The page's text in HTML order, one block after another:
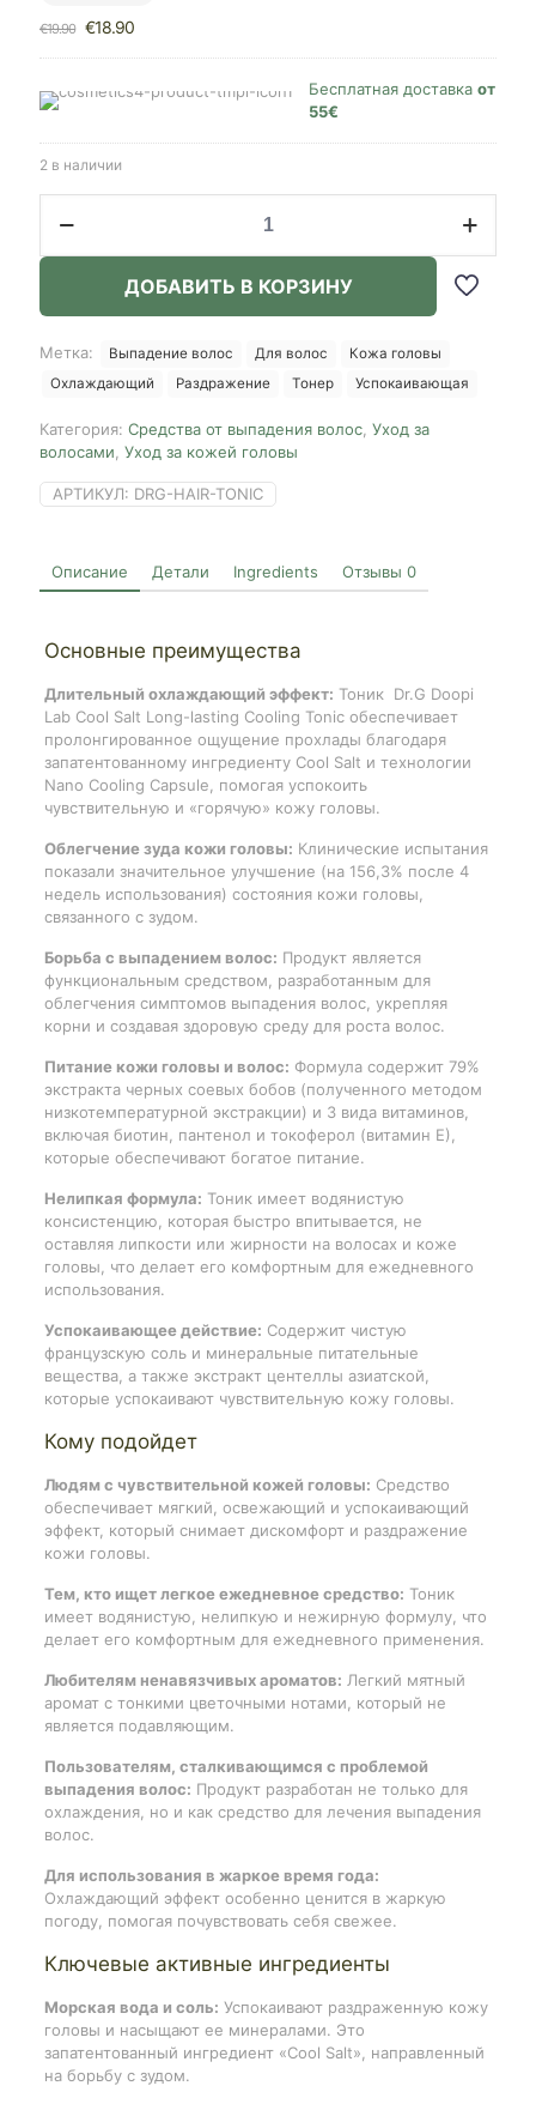
Описание Детали Ingredients Отзывы 0
Основные преимущества
Длительный охлаждающий эффект: Тоник Dr.G Doopi
Lab Cool Salt Long-lasting Cooling Tonic обеспечивает
пролонгированное ощущение прохлады благодаря
запатентованному ингредиенту Cool Salt и технологии
Nano Cooling Capsule, помогая успокоить
чувствительную и «горячую» кожу головы.
Облегчение зуда кожи головы: Клинические испытания
показали значительное улучшение (на 156,3% после 4
недель использования) состояния кожи головы,
связанного с зудом.
Борьба с выпадением волос: Продукт является
функциональным средством, разработанным для
облегчения симптомов выпадения волос, укрепляя
корни и создавая здоровую среду для роста волос.
Питание кожи головы и волос: Формула содержит 79%
экстракта черных соевых бобов (полученного методом
низкотемпературной экстракции) и 3 вида витаминов,
включая биотин, пантенол и токоферол (витамин Е),
которые обеспечивают богатое питание.
Нелипкая формула: Тоник имеет водянистую
консистенцию, которая быстро впитывается, не
оставляя липкости или жирности на волосах и коже
головы, что делает его комфортным для ежедневного
использования.
Успокаивающее действие: Содержит чистую
французскую соль и минеральные питательные
вещества, а также экстракт центеллы азиатской,
которые успокаивают чувствительную кожу головы.
Кому подойдет
Людям с чувствительной кожей головы: Средство
обеспечивает мягкий, освежающий и успокаивающий
эффект, который снимает дискомфорт и раздражение
кожи головы.
Тем, кто ищет легкое ежедневное средство: Тоник
имеет водянистую, нелипкую и нежирную формулу, что
делает его комфортным для ежедневного применения.
Любителям ненавязчивых ароматов: Легкий мятный
аромат с тонкими цветочными нотами, который не
является подавляющим.
Пользователям, сталкивающимся с проблемой
выпадения волос: Продукт разработан не только для
охлаждения, но и как средство для лечения выпадения
волос.
Для использования в жаркое время года:
Охлаждающий эффект особенно ценится в жаркую
погоду, помогая почувствовать себя свежее.
Ключевые активные ингредиенты
Морская вода и соль: Успокаивают раздраженную кожу
головы и насыщают ее минералами. Это
запатентованный ингредиент «Cool Salt», направленный
на борьбу с зудом.
€19.90 Первоначальная
составляла
€18.90Текущая
€18.90.
Бесплатная доставка от
55€
2 в наличии
товара
Cool
Long-
lasting
Tonic,
100ml
ДОБАВИТЬ В КОРЗИНУ
Метка: Выпадение волос Для волос
Кожа головы
Охлаждающий
Раздражение Тонер Успокаивающая
Категория: Средства от выпадения волос Уход за
волосами Уход за кожей головы
АРТИКУЛ: DRG-HAIR-TONIC